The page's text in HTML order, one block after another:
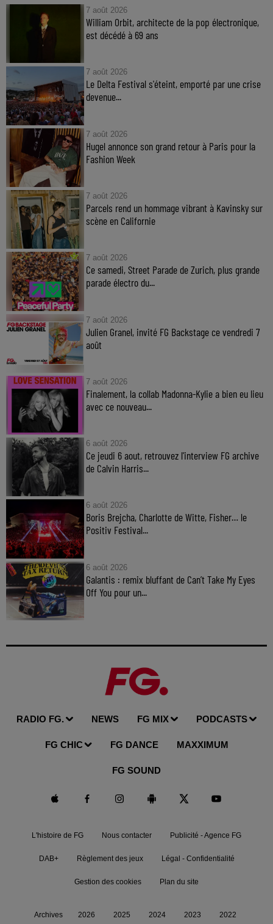
7 août 2026
William Orbit, architecte de la pop électronique,
est décédé à 69 ans
7 août 2026
Le Delta Festival s'éteint, emporté par une crise
devenue...
7 août 2026
Hugel annonce son grand retour à Paris pour la
Fashion Week
7 août 2026
Parcels rend un hommage vibrant à Kavinsky sur
scène en Californie
7 août 2026
Ce samedi, Street Parade de Zurich, plus grande
parade électro du...
7 août 2026
Julien Granel, invité FG Backstage ce vendredi 7
août
7 août 2026
Finalement, la collab Madonna-Kylie a bien eu lieu
avec ce nouveau...
6 août 2026
Ce jeudi 6 aout, retrouvez l'interview FG archive
de Calvin Harris...
6 août 2026
Boris Brejcha, Charlotte de Witte, Fisher… le
Positiv Festival...
6 août 2026
Galantis : remix bluffant de Can’t Take My Eyes
Off You pour un...
RADIO FG. NEWS FG MIX PODCASTS
FG CHIC FG DANCE MAXXIMUM
FG SOUND
L'histoire de FG Nous contacter Publicité - Agence FG
DAB+ Règlement des jeux Légal - Confidentialité
Gestion des cookies Plan du site
Archives 2026 2025 2024 2023 2022